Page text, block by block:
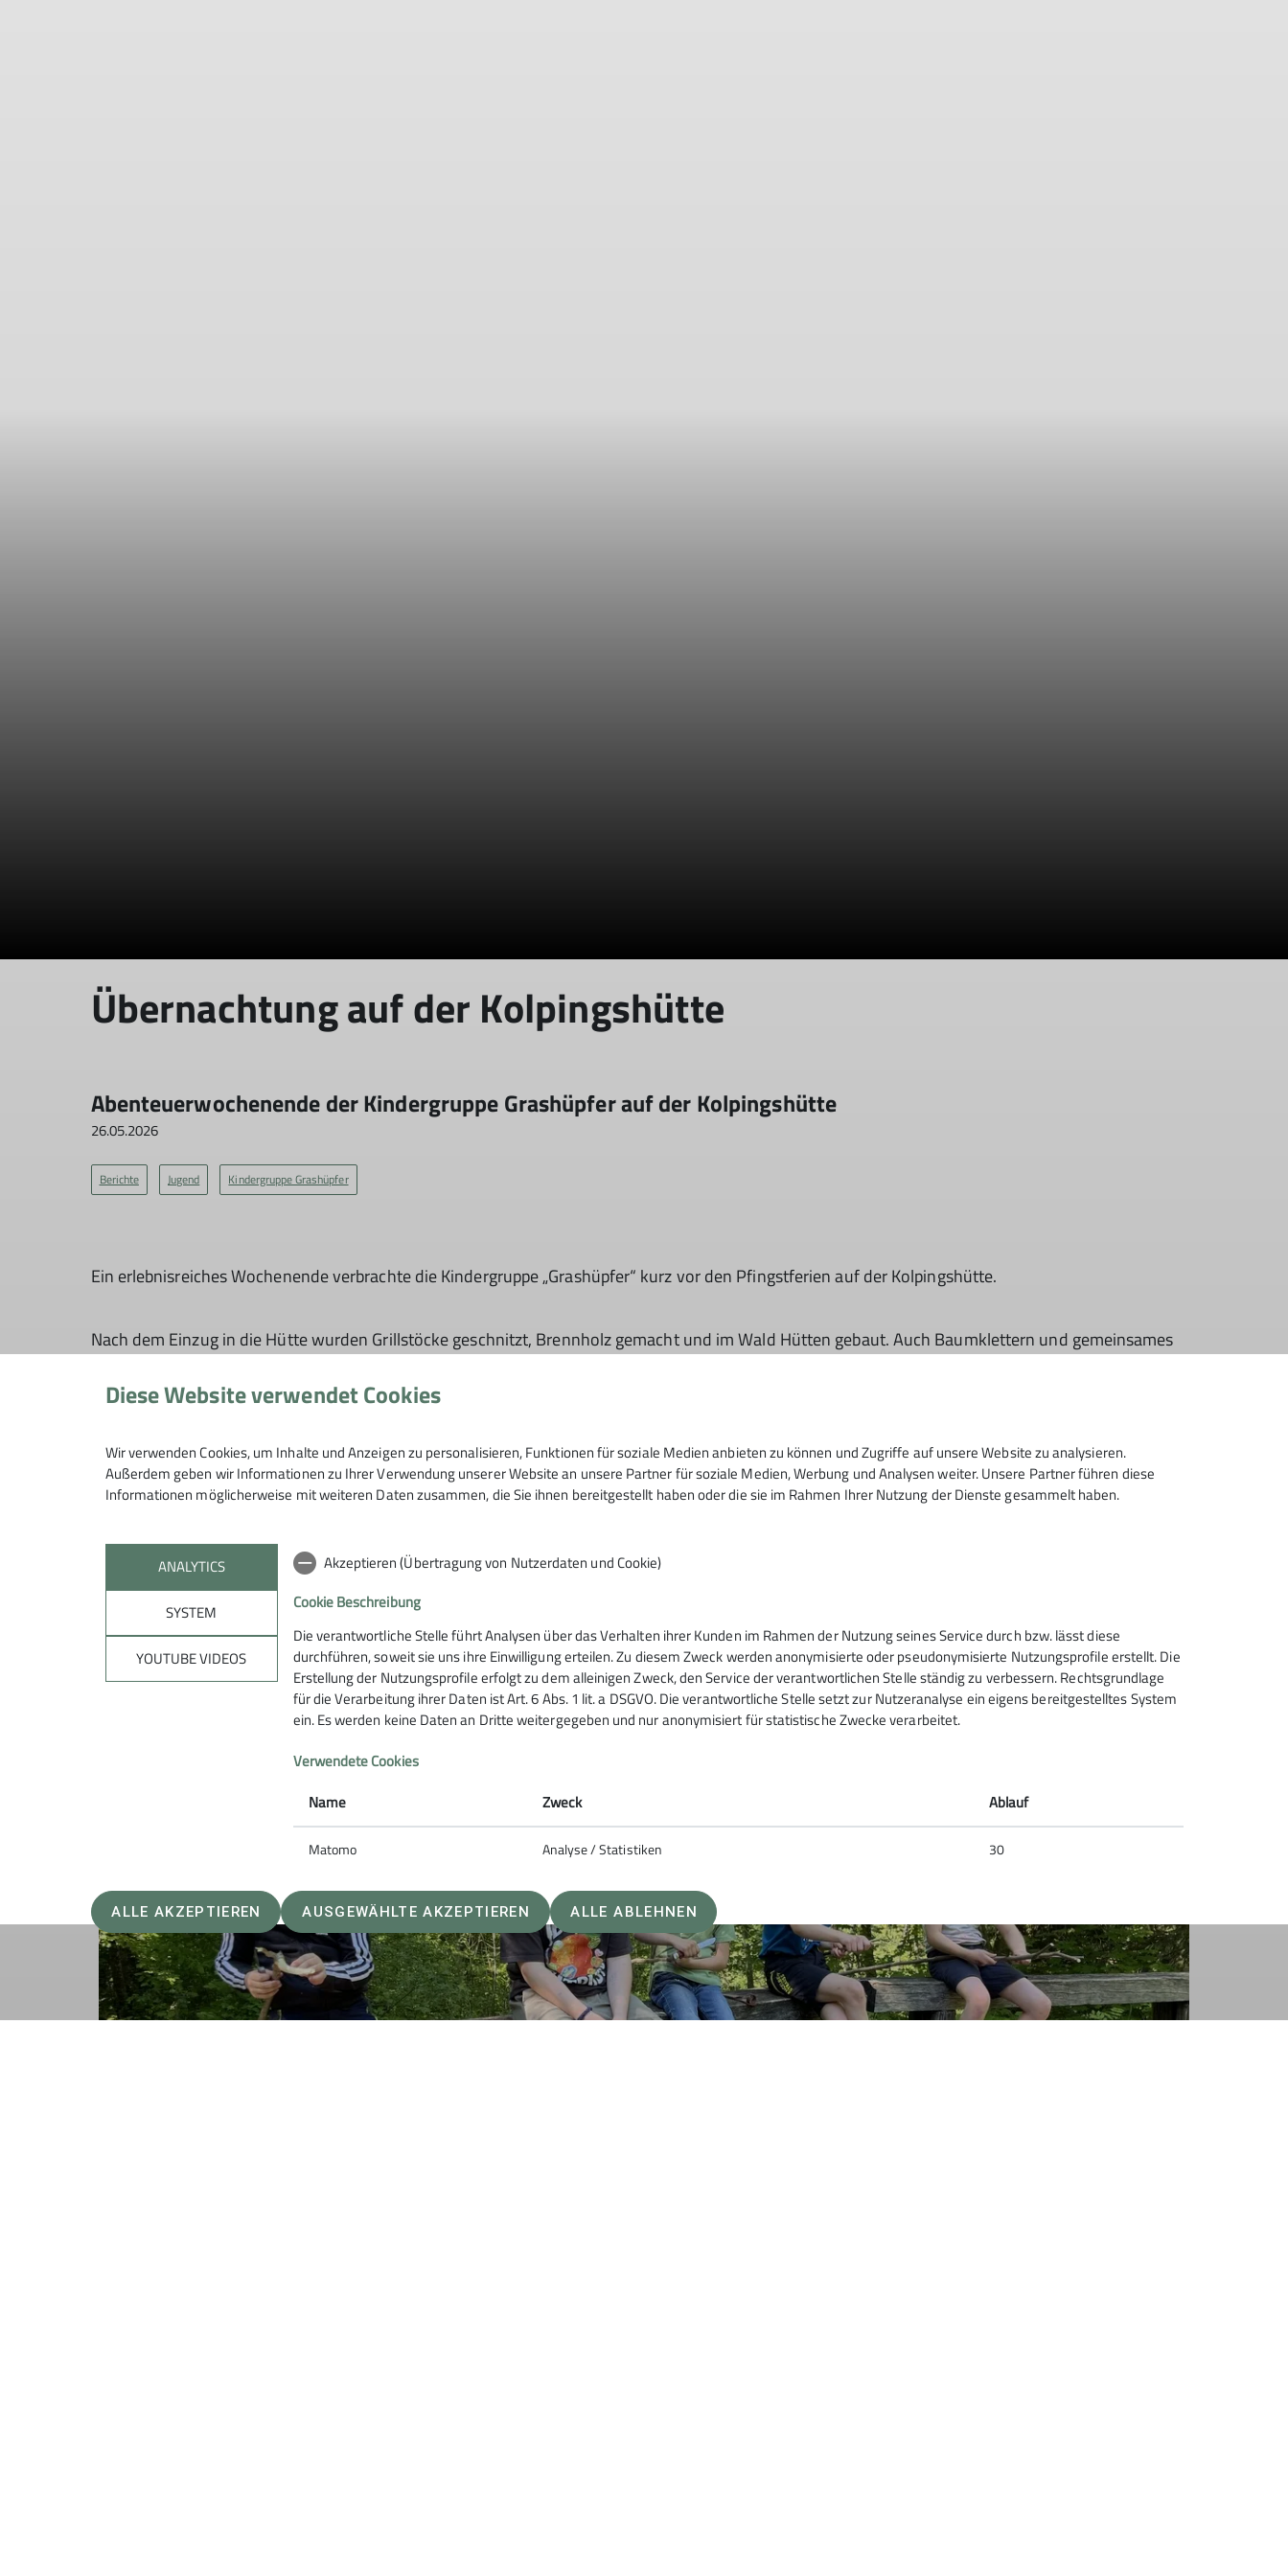
Übernachtung auf der Kolpingshütte
Abenteuerwochenende der Kindergruppe Grashüpfer auf der Kolpingshütte
26.05.2026
Berichte Jugend Kindergruppe Grashüpfer
Ein erlebnisreiches Wochenende verbrachte die Kindergruppe „Grashüpfer“ kurz vor den Pfingstferien auf der Kolpingshütte.
Nach dem Einzug in die Hütte wurden Grillstöcke geschnitzt, Brennholz gemacht und im Wald Hütten gebaut. Auch Baumklettern und gemeinsames
schöpften die Kinder den Brunnen aus und konnten den „Schatz“ schließlich retten.
Fledermäuse. Nach dem Lagerfeuer mit Stockbrot und Grillwürsten fielen alle müde und glücklich in ihre Betten.
Am nächsten Morgen wurden erneut Lager gebaut, Feuer gemacht und Kräuterbutter als Mitbringsel für die Eltern hergestellt. Viel zu schnell war das
„Wann können wir wieder mit dir auf der Kolpingshütte übernachten?“
Ein schöneres Lob für ein gelungenes Wochenende gibt es kaum.
Text: Marion Müller
Diese Website verwendet Cookies
Wir verwenden Cookies, um Inhalte und Anzeigen zu personalisieren, Funktionen für soziale Medien anbieten zu können und Zugriffe auf unsere Website zu analysieren.
Außerdem geben wir Informationen zu Ihrer Verwendung unserer Website an unsere Partner für soziale Medien, Werbung und Analysen weiter. Unsere Partner führen diese
Informationen möglicherweise mit weiteren Daten zusammen, die Sie ihnen bereitgestellt haben oder die sie im Rahmen Ihrer Nutzung der Dienste gesammelt haben.
ANALYTICS
SYSTEM
YOUTUBE VIDEOS
Akzeptieren (Übertragung von Nutzerdaten und Cookie)
Cookie Beschreibung
Die verantwortliche Stelle führt Analysen über das Verhalten ihrer Kunden im Rahmen der Nutzung seines Service durch bzw. lässt diese
durchführen, soweit sie uns ihre Einwilligung erteilen. Zu diesem Zweck werden anonymisierte oder pseudonymisierte Nutzungsprofile erstellt. Die
Erstellung der Nutzungsprofile erfolgt zu dem alleinigen Zweck, den Service der verantwortlichen Stelle ständig zu verbessern. Rechtsgrundlage
für die Verarbeitung ihrer Daten ist Art. 6 Abs. 1 lit. a DSGVO. Die verantwortliche Stelle setzt zur Nutzeranalyse ein eigens bereitgestelltes System
ein. Es werden keine Daten an Dritte weitergegeben und nur anonymisiert für statistische Zwecke verarbeitet.
Verwendete Cookies
Name
Zweck Ablauf
Matomo Analyse / Statistiken 30
ALLE AKZEPTIEREN AUSGEWÄHLTE AKZEPTIEREN ALLE ABLEHNEN